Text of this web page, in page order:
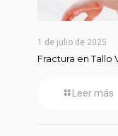
1 de julio de 2025
Fractura en Tallo
Leer más